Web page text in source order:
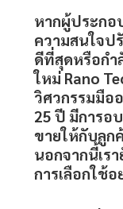
หากผู้ประกอ
ความสนใจป
ดีที่สุดหรือกำ
ใหม่ Rano
วิศวกรรมมือ
25 ปี มีการอ
ขายให้กับลูก
นอกจากนี้เร
การเลือกใช้